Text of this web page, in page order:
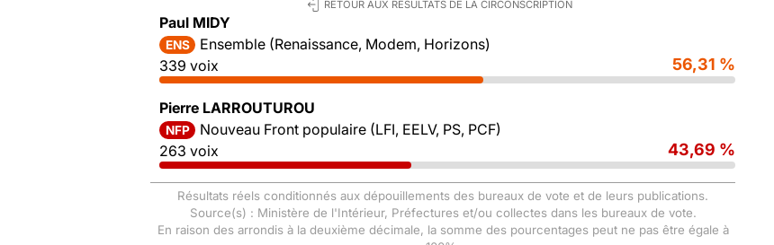
RETOUR AUX RÉSULTATS DE LA CIRCONSCRIPTION
Paul MIDY
ENS
Ensemble (Renaissance, Modem, Horizons)
339 voix
56,31 %
Pierre LARROUTUROU
NFP
Nouveau Front populaire (LFI, EELV, PS, PCF)
263 voix
43,69 %
Résultats réels conditionnés aux dépouillements des bureaux de vote et de leurs publications.
Source(s) : Ministère de l'Intérieur, Préfectures et/ou collectes dans les bureaux de vote.
En raison des arrondis à la deuxième décimale, la somme des pourcentages peut ne pas être égale à